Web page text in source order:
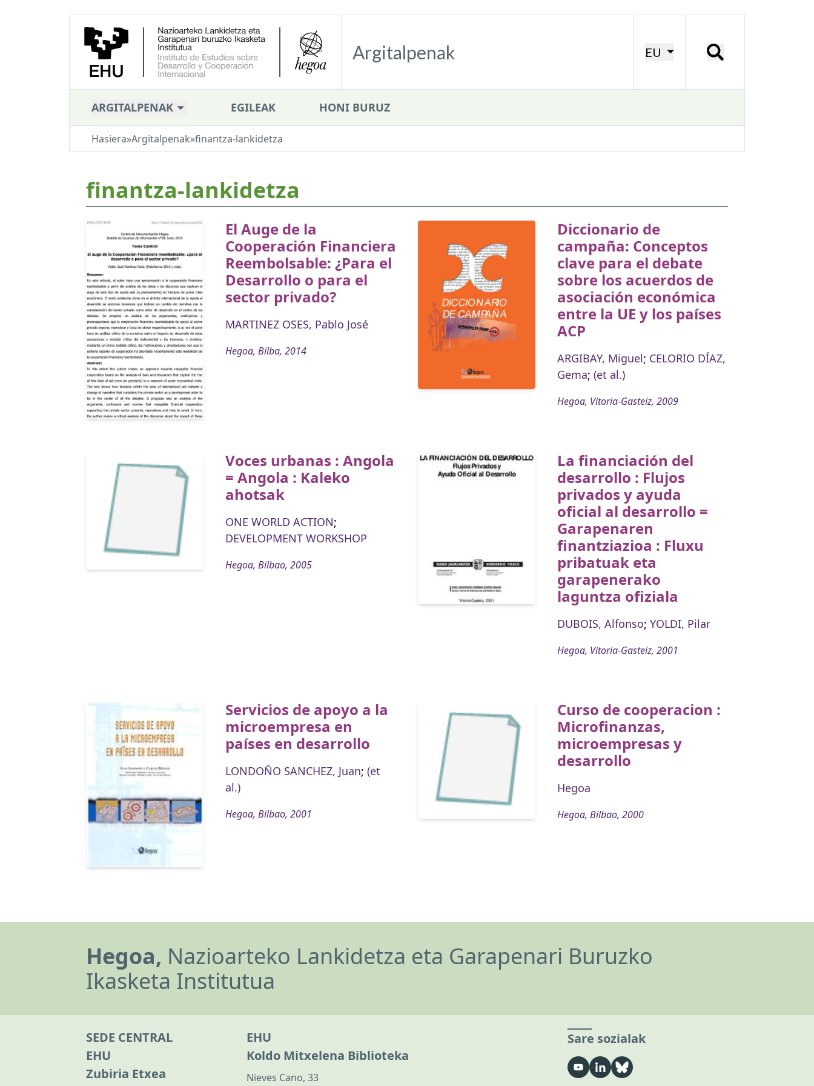
Argitalpenak EU
ARGITALPENAK EGILEAK HONI BURUZ
Hasiera»Argitalpenak»finantza-lankidetza
finantza-lankidetza
El Auge de la
Cooperación Financiera
Reembolsable: ¿Para el
Desarrollo o para el
sector privado?
MARTINEZ OSES, Pablo José
Hegoa, Bilba, 2014
Diccionario de
campaña: Conceptos
clave para el debate
sobre los acuerdos de
asociación económica
entre la UE y los países
ACP
ARGIBAY, Miguel; CELORIO DÍAZ,
Gema; (et al.)
Hegoa, Vitoria-Gasteiz, 2009
Voces urbanas : Angola
= Angola : Kaleko
ahotsak
ONE WORLD ACTION;
DEVELOPMENT WORKSHOP
Hegoa, Bilbao, 2005
La financiación del
desarrollo : Flujos
privados y ayuda
oficial al desarrollo =
Garapenaren
finantziazioa : Fluxu
pribatuak eta
garapenerako
laguntza ofiziala
DUBOIS, Alfonso; YOLDI, Pilar
Hegoa, Vitoria-Gasteiz, 2001
Servicios de apoyo a la
microempresa en
países en desarrollo
LONDOÑO SANCHEZ, Juan; (et
al.)
Hegoa, Bilbao, 2001
Curso de cooperacion :
Microfinanzas,
microempresas y
desarrollo
Hegoa
Hegoa, Bilbao, 2000
Hegoa, Nazioarteko Lankidetza eta Garapenari Buruzko
Ikasketa Institutua
SEDE CENTRAL
EHU
Zubiria Etxea
EHU
Koldo Mitxelena Biblioteka
Nieves Cano, 33
Sare sozialak